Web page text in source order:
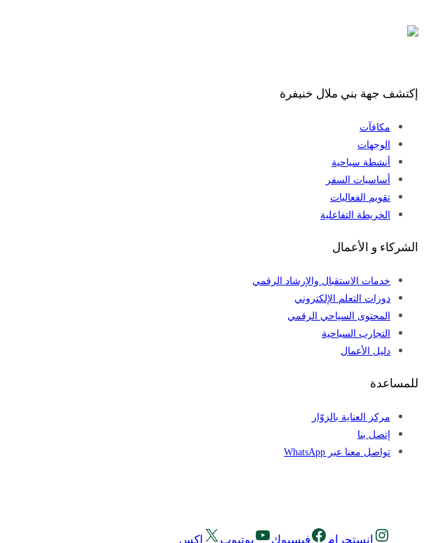
إكتشف جهة بني ملال خنيفرة
مكافآت
الوجهات
أنشطة سياحية
أساسيات السفر
تقويم الفعاليات
الخريطة التفاعلية
الشركاء و الأعمال
خدمات الاستقبال والإرشاد الرقمي
دورات التعلم الإلكتروني
المحتوى السياحي الرقمي
التجارب السياحية
دليل الأعمال
للمساعدة
مركز العناية بالزوّار
إتصل بنا
تواصل معنا عبر WhatsApp
إنستجرام فيسبوك يوتيوب إكس